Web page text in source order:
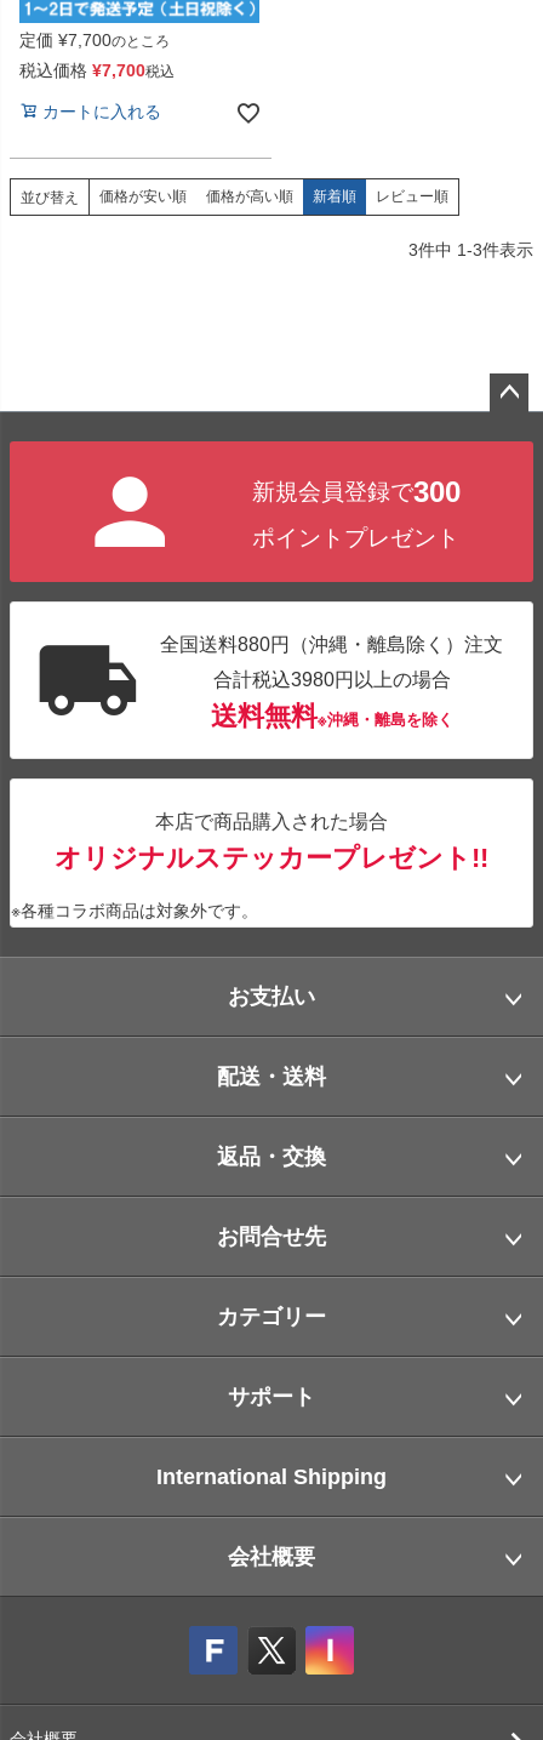
定価 ¥7,700のところ
税込価格 ¥7,700税込
カートに入れる
並び替え 価格が安い順 価格が高い順 新着順 レビュー順
3件中 1-3件表示
新規会員登録で300
ポイントプレゼント
全国送料880円（沖縄・離島除く）注文
合計税込3980円以上の場合
送料無料※沖縄・離島を除く
本店で商品購入された場合
オリジナルステッカープレゼント!!
※各種コラボ商品は対象外です。
お支払い
配送・送料
返品・交換
お問合せ先
カテゴリー
サポート
International Shipping
会社概要